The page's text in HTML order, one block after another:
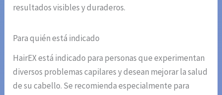
resultados visibles y duraderos.
Para quién está indicado
HairEX está indicado para personas que experimentan
diversos problemas capilares y desean mejorar la salud
de su cabello. Se recomienda especialmente para